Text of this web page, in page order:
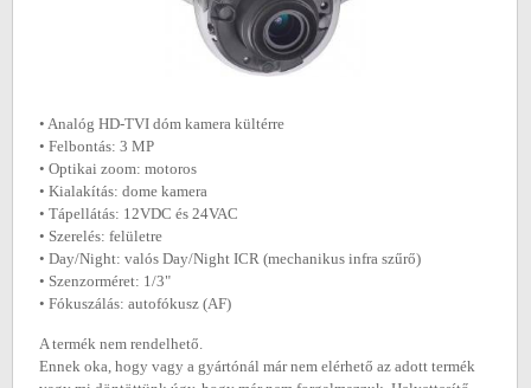
• Analóg HD-TVI dóm kamera kültérre
• Felbontás: 3 MP
• Optikai zoom: motoros
• Kialakítás: dome kamera
• Tápellátás: 12VDC és 24VAC
• Szerelés: felületre
• Day/Night: valós Day/Night ICR (mechanikus infra szűrő)
• Szenzorméret: 1/3"
• Fókuszálás: autofókusz (AF)
A termék nem rendelhető.
Ennek oka, hogy vagy a gyártónál már nem elérhető az adott termék